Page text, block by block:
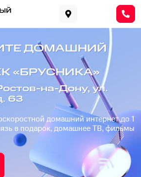
ДОМАШНИЙ
«БРУСНИКА»
на-Дону, ул.
63
домашний интернет до 1
в подарок, домашнее ТВ, фильмы